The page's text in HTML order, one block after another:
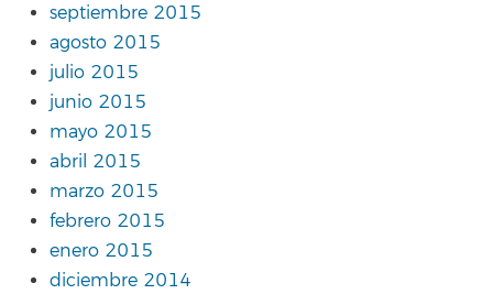
septiembre 2015
agosto 2015
julio 2015
junio 2015
mayo 2015
abril 2015
marzo 2015
febrero 2015
enero 2015
diciembre 2014